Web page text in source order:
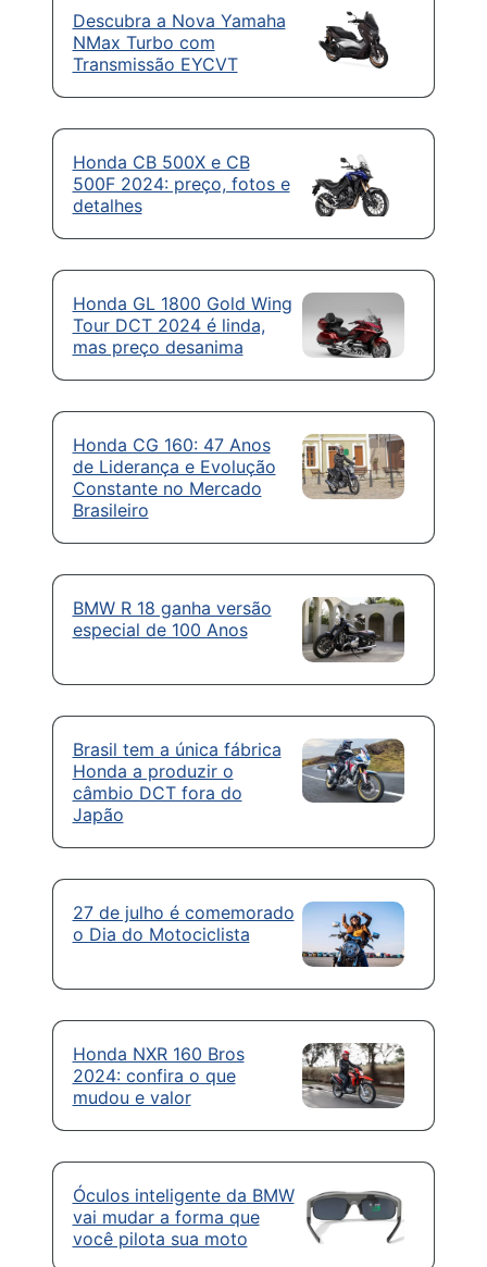
Descubra a Nova Yamaha
NMax Turbo com
Transmissão EYCVT
Honda CB 500X e CB
500F 2024: preço, fotos e
detalhes
Honda GL 1800 Gold Wing
Tour DCT 2024 é linda,
mas preço desanima
Honda CG 160: 47 Anos
de Liderança e Evolução
Constante no Mercado
Brasileiro
BMW R 18 ganha versão
especial de 100 Anos
Brasil tem a única fábrica
Honda a produzir o
câmbio DCT fora do
Japão
27 de julho é comemorado
o Dia do Motociclista
Honda NXR 160 Bros
2024: confira o que
mudou e valor
Óculos inteligente da BMW
vai mudar a forma que
você pilota sua moto